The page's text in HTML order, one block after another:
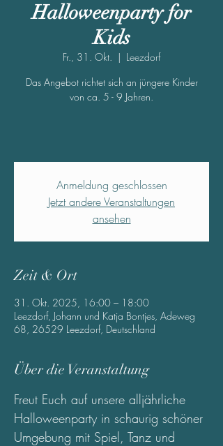
Halloweenparty for
Kids
Fr., 31. Okt.
  |
Leezdorf
Das Angebot richtet sich an jüngere Kinder
von ca. 5 - 9 Jahren.
Anmeldung geschlossen
Jetzt andere Veranstaltungen
ansehen
Zeit & Ort
31. Okt. 2025, 16:00 – 18:00
Leezdorf, Johann und Katja Bontjes, Adeweg
68, 26529 Leezdorf, Deutschland
Über die Veranstaltung
Freut Euch auf unsere alljährliche
Halloweenparty in schaurig schöner
Umgebung mit Spiel, Tanz und